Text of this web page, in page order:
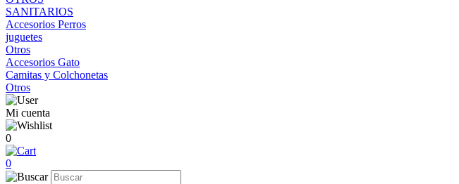
SANITARIOS
Accesorios Perros
juguetes
Otros
Accesorios Gato
Camitas y Colchonetas
Otros
Mi cuenta
0
0